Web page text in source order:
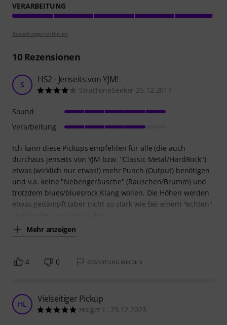
VERARBEITUNG
Bewertungsrichtlinien
10Rezensionen
S HS2 - Jenseits von YJM!
StratToneSeeker 25.12.2017
Ich kann diese Pickups empfehlen für alle (die auch
durchaus jenseits von YJM bzw. "Classic Metal/HardRock")
etwas (wirklich nur etwas!) mehr Punch (Output) benötigen
und v.a. keine "Nebengeräusche" (Rauschen/Brumm) und
trotzdem blues/bluesrock Klang wollen. Die Höhen werden
etwas gedämpft (aber nicht so stark wie bei einem "echten"
Mehr anzeigen
Sound
Verarbeitung
4 0 BEWERTUNG MELDEN
HL Vielseitiger Pickup
Holger L. 29.12.2023